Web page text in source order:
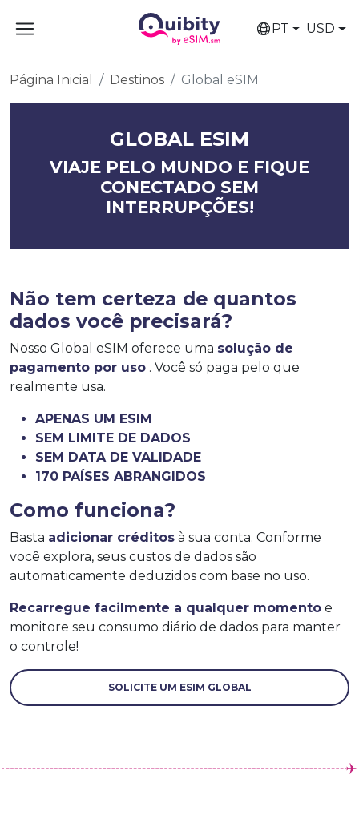
PT USD
Página Inicial Destinos Global eSIM
GLOBAL ESIM
VIAJE PELO MUNDO E FIQUE
CONECTADO SEM
INTERRUPÇÕES!
Não tem certeza de quantos
dados você precisará?
Nosso Global eSIM oferece uma solução de
pagamento por uso . Você só paga pelo que
realmente usa.
APENAS UM ESIM
SEM LIMITE DE DADOS
SEM DATA DE VALIDADE
170 PAÍSES ABRANGIDOS
Como funciona?
Basta adicionar créditos à sua conta. Conforme
você explora, seus custos de dados são
automaticamente deduzidos com base no uso.
Recarregue facilmente a qualquer momento e
monitore seu consumo diário de dados para manter
o controle!
SOLICITE UM ESIM GLOBAL